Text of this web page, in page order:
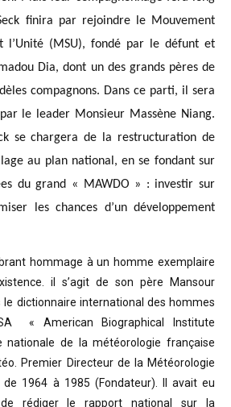
finira par rejoindre le Mouvement
l’Unité (MSU), fondé par le défunt et
Dia, dont un des grands pères de
compagnons. Dans ce parti, il sera
le leader Monsieur Massène Niang.
se chargera de la restructuration de
au plan national, en se fondant sur
du grand « MAWDO » : investir sur
les chances d’un développement
hommage à un homme exemplaire
il s’agit de son père Mansour
le dictionnaire international des hommes
« American Biographical Institute
nationale de la météorologie française
Premier Directeur de la Météorologie
de 1964 à 1985 (Fondateur). Il avait eu
de rédiger le rapport national sur la